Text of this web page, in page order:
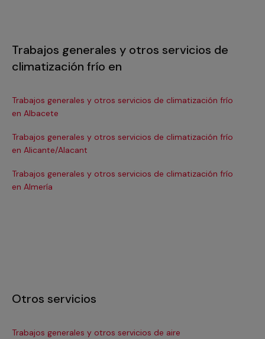
Trabajos generales y otros servicios de
climatización frío en
Trabajos generales y otros servicios de climatización frío
en Albacete
Trabajos generales y otros servicios de climatización frío
en Alicante/Alacant
Trabajos generales y otros servicios de climatización frío
en Almería
Otros servicios
Trabajos generales y otros servicios de aire